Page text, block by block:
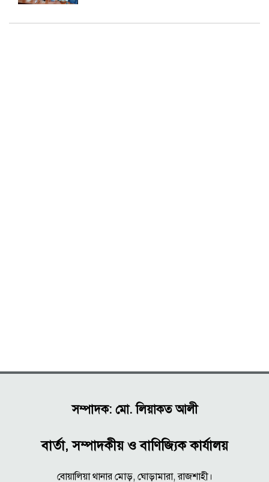
সম্পাদক: মো. লিয়াকত আলী
বার্তা, সম্পাদকীয় ও বাণিজ্যিক কার্যালয়
বোয়ালিয়া থানার মোড়, ঘোড়ামারা, রাজশাহী।